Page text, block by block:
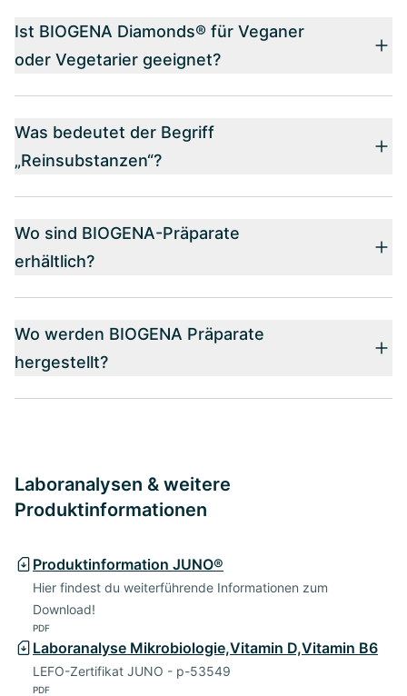
Ist BIOGENA Diamonds® für Veganer
oder Vegetarier geeignet?
Was bedeutet der Begriff
„Reinsubstanzen“?
Wo sind BIOGENA-Präparate
erhältlich?
Wo werden BIOGENA Präparate
hergestellt?
Laboranalysen & weitere
Produktinformationen
Produktinformation JUNO®
Hier findest du weiterführende Informationen zum
Download!
PDF
Laboranalyse Mikrobiologie,Vitamin D,Vitamin B6
LEFO-Zertifikat JUNO - p-53549
PDF